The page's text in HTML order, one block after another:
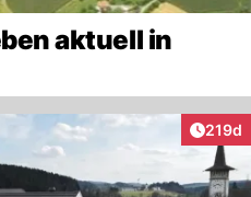
aktuell in
219d